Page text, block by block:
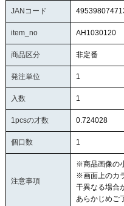
JANコード
item_no AH1030120
商品区分 非定番
発注単位 1
入数 1
1pcsの才数 0.724028
個口数 1
注意事項
※商品画像の
※画面上のカ
干異なる場合
あらかじめご